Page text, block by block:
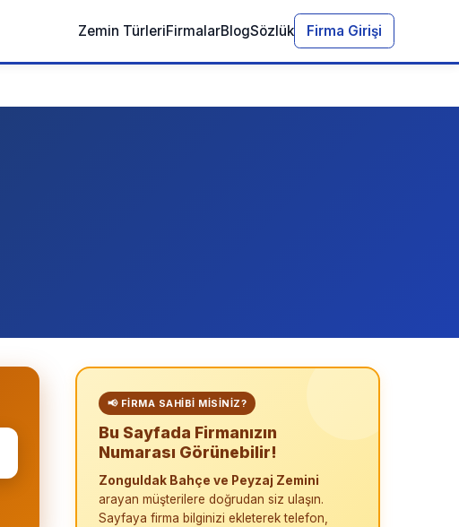
Zemin TürleriFirmalarBlogSözlük Firma Girişi
📢 FIRMA SAHIBI MISINIZ?
Bu Sayfada Firmanızın
Numarası Görünebilir!
Zonguldak Bahçe ve Peyzaj Zemini
arayan müşterilere doğrudan siz ulaşın.
Sayfaya firma bilginizi ekleterek telefon,